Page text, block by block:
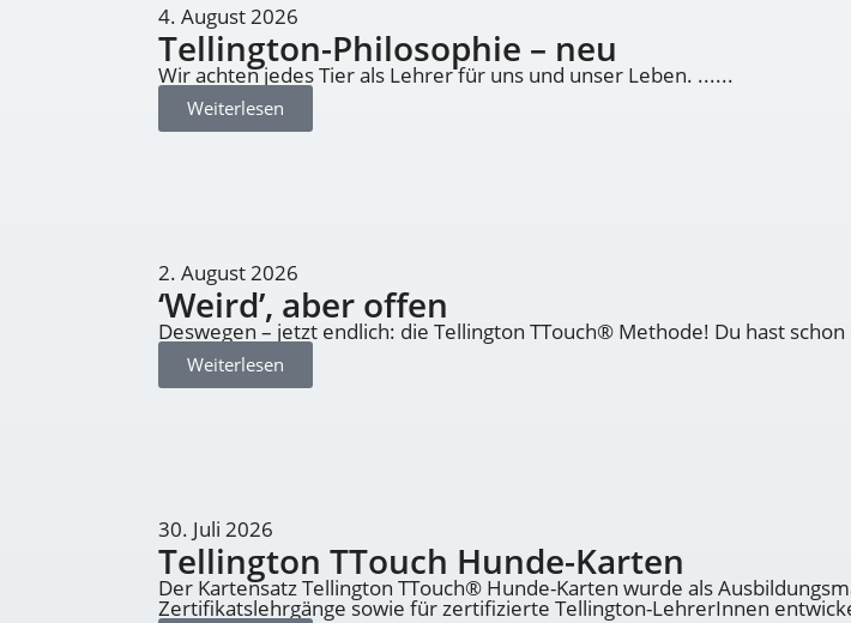
4. August 2026
Tellington-Philosophie – neu
Wir achten jedes Tier als Lehrer für uns und unser Leben. ......
Weiterlesen
2. August 2026
‘Weird’, aber offen
Deswegen – jetzt endlich: die Tellington TTouch® Methode! Du hast
Weiterlesen
30. Juli 2026
Tellington TTouch Hunde-Karten
Der Kartensatz Tellington TTouch® Hunde-Karten wurde als
Zertifikatslehrgänge sowie für zertifizierte Tellington-LehrerInnen